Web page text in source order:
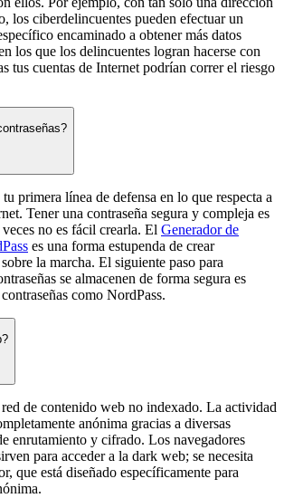
los ciberdelincuentes pueden efectuar un
encaminado a obtener más datos
los que los delincuentes logran hacerse con
tus cuentas de Internet podrían correr el riesgo
primera línea de defensa en lo que respecta a
Tener una contraseña segura y compleja es
no es fácil crearla. El Generador de
es una forma estupenda de crear
la marcha. El siguiente paso para
se almacenen de forma segura es
como NordPass.
de contenido web no indexado. La actividad
anónima gracias a diversas
enrutamiento y cifrado. Los navegadores
para acceder a la dark web; se necesita
que está diseñado específicamente para